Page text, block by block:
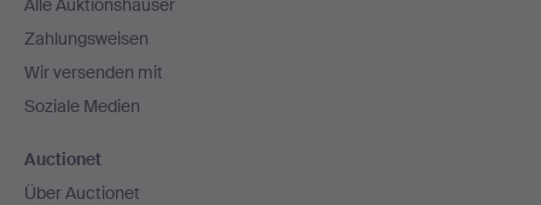
Alle Auktionshäuser
Zahlungsweisen
Wir versenden mit
Soziale Medien
Auctionet
Über Auctionet